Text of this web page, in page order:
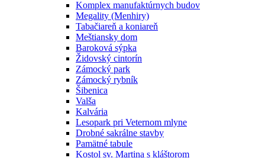
Komplex manufaktúrnych budov
Megality (Menhiry)
Tabačiareň a koniareň
Meštiansky dom
Baroková sýpka
Židovský cintorín
Zámocký park
Zámocký rybník
Šibenica
Valša
Kalvária
Lesopark pri Veternom mlyne
Drobné sakrálne stavby
Pamätné tabule
Kostol sv. Martina s kláštorom